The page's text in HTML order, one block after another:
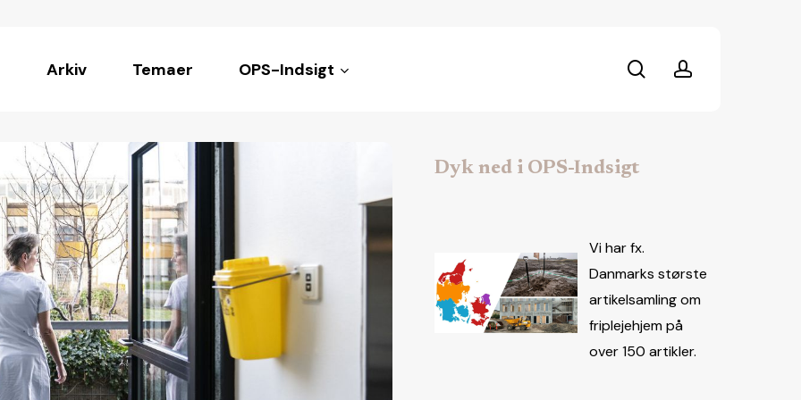
Arkiv Temaer OPS-Indsigt searchaccount
Dyk ned i OPS-Indsigt
Vi har fx.
Danmarks største
artikelsamling om
friplejehjem på
over 150 artikler.